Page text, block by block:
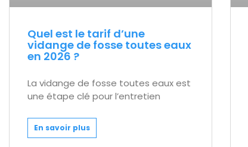
Quel est le tarif d’une
vidange de fosse toutes eaux
en 2026 ?
La vidange de fosse toutes eaux est
une étape clé pour l’entretien
En savoir plus